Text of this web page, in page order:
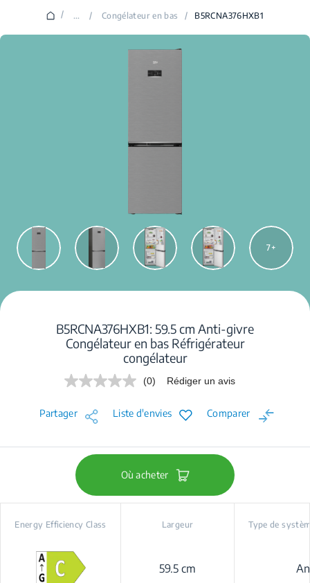
/ ... / Congélateur en bas / B5RCNA376HXB1
7
B5RCNA376HXB1: 59.5 cm Anti-givre
Congélateur en bas Réfrigérateur
congélateur
Aucune
de
notation.
la
page.
(0) Rédiger un avis
Partager Liste d'envies Comparer
Où acheter
Energy Efficiency Class Largeur
59.5 cm
Type de